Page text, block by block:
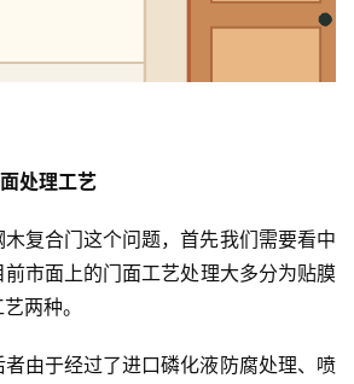
处理工艺
复合门这个问题，首先我们需要看中
市面上的门面工艺处理大多分为贴膜
两种。
由于经过了进口磷化液防腐处理、喷